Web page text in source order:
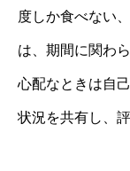
度しか食べない
は、期間に関わ
心配なときは自
状況を共有し、